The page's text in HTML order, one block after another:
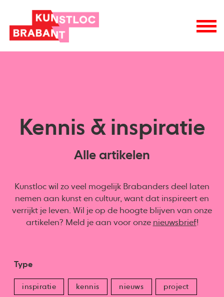
Kennis & inspiratie
Alle artikelen
Kunstloc wil zo veel mogelijk Brabanders deel laten
nemen aan kunst en cultuur, want dat inspireert en
verrijkt je leven. Wil je op de hoogte blijven van onze
artikelen? Meld je aan voor onze nieuwsbrief!
Type
inspiratie kennis nieuws project